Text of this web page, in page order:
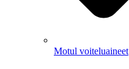
Motul voiteluaineet